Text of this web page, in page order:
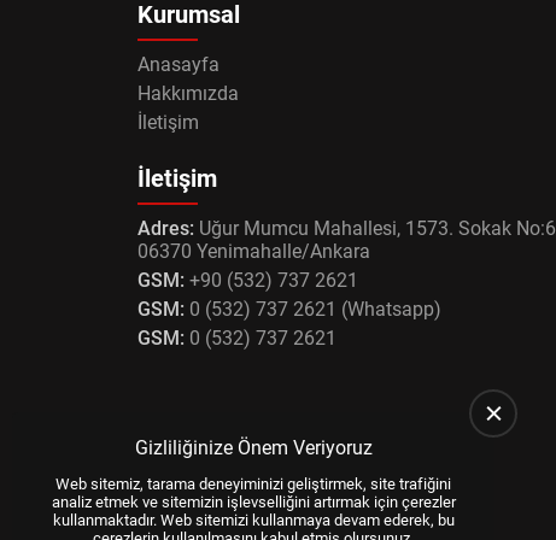
Kurumsal
Anasayfa
Hakkımızda
İletişim
İletişim
Adres: Uğur Mumcu Mahallesi, 1573. Sokak
06370 Yenimahalle/Ankara
GSM: +90 (532) 737 2621
GSM: 0 (532) 737 2621 (Whatsapp)
GSM: 0 (532) 737 2621
Gizliliğinize Önem Veriyoruz
Web sitemiz, tarama deneyiminizi geliştirmek, site trafiğini
analiz etmek ve sitemizin işlevselliğini artırmak için çerezler
kullanmaktadır. Web sitemizi kullanmaya devam ederek, bu